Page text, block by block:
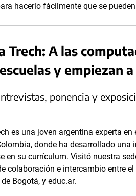
hacerlo fácilmente que se
Trech: A las
y empiezan
ponencia y
es una joven argentina experta
donde ha desarrollado
en su currículum. Visitó nuestra
colaboración e intercambio entre
Bogotá, y educ.ar.